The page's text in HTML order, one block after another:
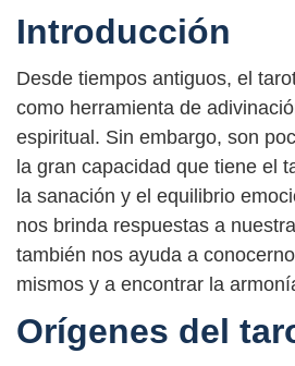
Introducción
Desde tiempos antiguos, el
como herramienta de
espiritual. Sin embargo, son
la gran capacidad que tiene el
la sanación y el equilibrio
nos brinda respuestas a
también nos ayuda a
mismos y a encontrar la
Orígenes del